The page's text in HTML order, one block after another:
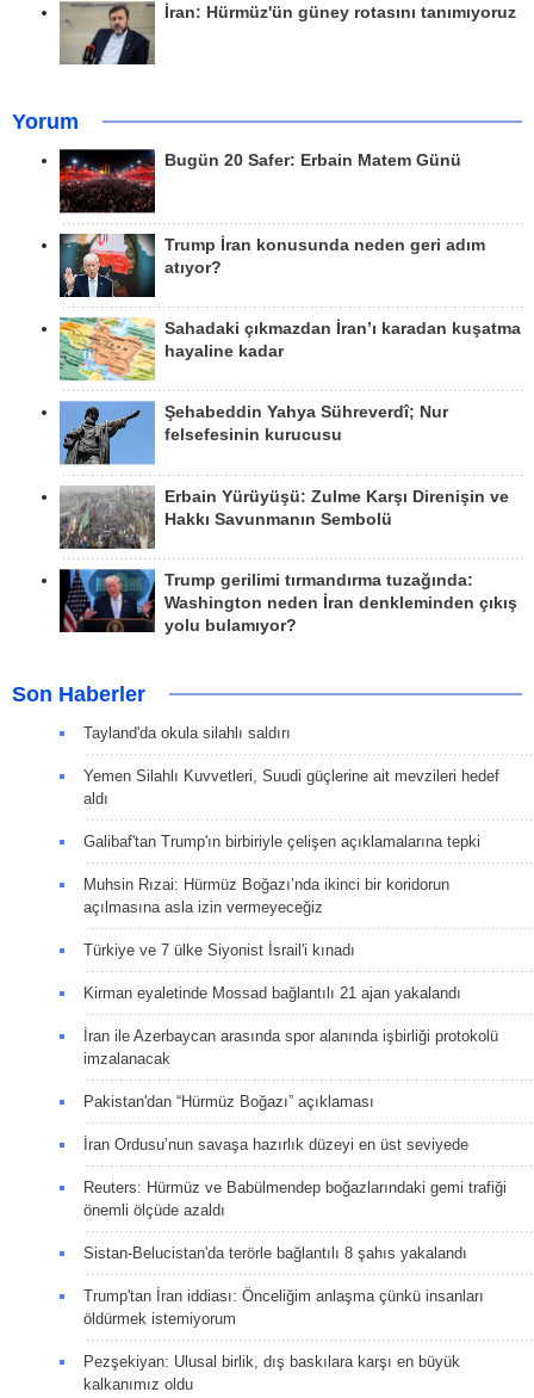
İran: Hürmüz'ün güney rotasını tanımıyoruz
Yorum
Bugün 20 Safer: Erbain Matem Günü
Trump İran konusunda neden geri adım
atıyor?
Sahadaki çıkmazdan İran’ı karadan kuşatma
hayaline kadar
Şehabeddin Yahya Sühreverdî; Nur
felsefesinin kurucusu
Erbain Yürüyüşü: Zulme Karşı Direnişin ve
Hakkı Savunmanın Sembolü
Trump gerilimi tırmandırma tuzağında:
Washington neden İran denkleminden çıkış
yolu bulamıyor?
Son Haberler
Tayland'da okula silahlı saldırı
Yemen Silahlı Kuvvetleri, Suudi güçlerine ait mevzileri hedef
aldı
Galibaf'tan Trump'ın birbiriyle çelişen açıklamalarına tepki
Muhsin Rızai: Hürmüz Boğazı’nda ikinci bir koridorun
açılmasına asla izin vermeyeceğiz
Türkiye ve 7 ülke Siyonist İsrail'i kınadı
Kirman eyaletinde Mossad bağlantılı 21 ajan yakalandı
İran ile Azerbaycan arasında spor alanında işbirliği protokolü
imzalanacak
Pakistan'dan “Hürmüz Boğazı” açıklaması
İran Ordusu’nun savaşa hazırlık düzeyi en üst seviyede
Reuters: Hürmüz ve Babülmendep boğazlarındaki gemi trafiği
önemli ölçüde azaldı
Sistan-Belucistan'da terörle bağlantılı 8 şahıs yakalandı
Trump'tan İran iddiası: Önceliğim anlaşma çünkü insanları
öldürmek istemiyorum
Pezşekiyan: Ulusal birlik, dış baskılara karşı en büyük
kalkanımız oldu